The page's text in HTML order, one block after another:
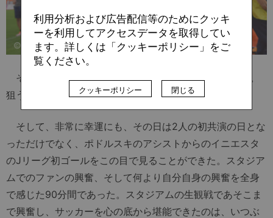
その後、私はいったん山口を出て、神戸へと向かった。
狙うは、生
イニエスタ＆ポドルスキである。
そして、非常に幸運にも、その日は2人の初共演の日とな
っただけでなく、ポドルスキのアシストからのイニエスタ
のJリーグ初ゴールをこの目で見ることができた。スタジア
ムでのファンの興奮、そして何より自分自身の興奮を全身
で感じた90分間であった。スタジアムの生観戦であそこま
で興奮し、サッカーを心の底から堪能できたのは、いつぶ
利用分析および広告配信等のためにクッキ
ーを利用してアクセスデータを取得してい
ます。詳しくは「クッキーポリシー」をご
覧ください。
クッキーポリシー 閉じる